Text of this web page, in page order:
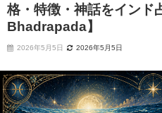
格・特徴・神話をインド
Bhadrapada】
2026年5月5日 2026年5月5日